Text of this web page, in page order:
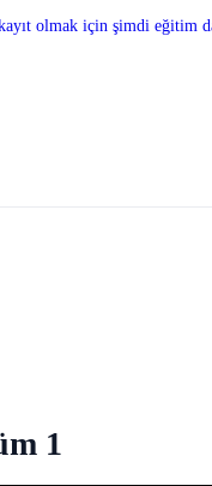
olmak için şimdi eğitim
1